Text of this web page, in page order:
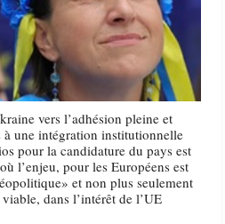
vers l’adhésion pleine et
une intégration institutionnelle
pour la candidature du pays est
l’enjeu, pour les Européens est
et non plus seulement
dans l’intérêt de l’UE